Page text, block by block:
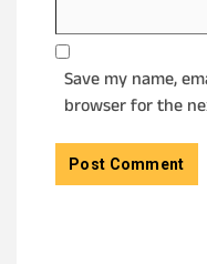
Save my name,
browser for the